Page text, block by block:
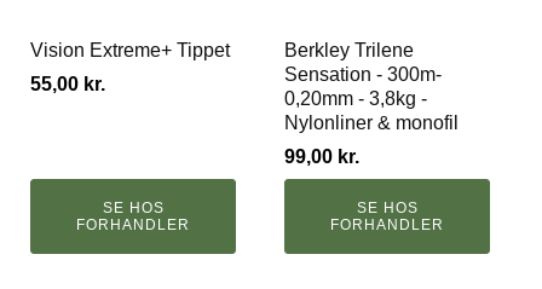
Vision Extreme+ Tippet
55,00 kr.
SE HOS
FORHANDLER
Berkley Trilene
Sensation - 300m-
0,20mm - 3,8kg -
Nylonliner & monofil
99,00 kr.
SE HOS
FORHANDLER